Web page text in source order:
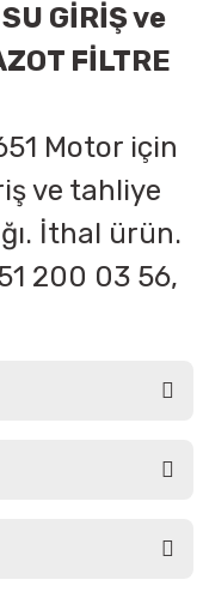
GİRİŞ ve
FİLTRE
Motor için
ve tahliye
İthal ürün.
200 03 56,